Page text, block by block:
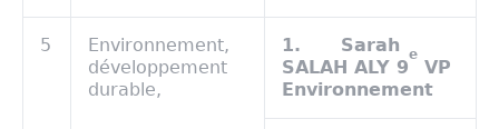
5
Environnement,
développement
durable,
1.
Sarah
SALAH ALY 9
e
VP
Environnement